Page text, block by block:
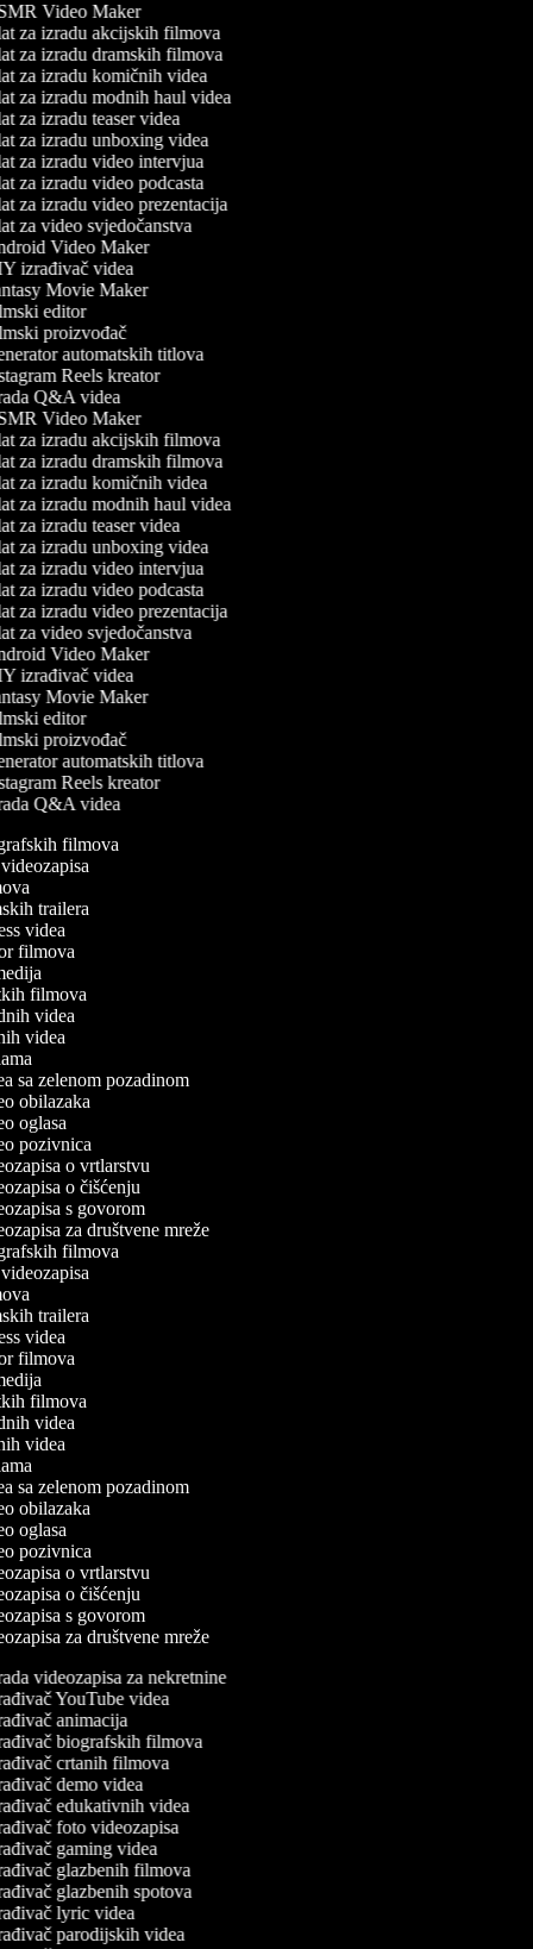
Video Maker
za izradu akcijskih filmova
za izradu dramskih filmova
za izradu komičnih videa
za izradu modnih haul videa
za izradu teaser videa
za izradu unboxing videa
za izradu video intervjua
za izradu video podcasta
za izradu video prezentacija
za video svjedočanstva
Video Maker
izrađivač videa
Movie Maker
editor
proizvođač
automatskih titlova
Reels kreator
Q&A videa
Video Maker
za izradu akcijskih filmova
za izradu dramskih filmova
za izradu komičnih videa
za izradu modnih haul videa
za izradu teaser videa
za izradu unboxing videa
za izradu video intervjua
za izradu video podcasta
za izradu video prezentacija
za video svjedočanstva
Video Maker
izrađivač videa
Movie Maker
editor
proizvođač
automatskih titlova
Reels kreator
Q&A videa
filmova
videozapisa
trailera
videa
filmova
filmova
videa
videa
sa zelenom pozadinom
obilazaka
oglasa
pozivnica
o vrtlarstvu
o čišćenju
s govorom
za društvene mreže
filmova
videozapisa
trailera
videa
filmova
filmova
videa
videa
sa zelenom pozadinom
obilazaka
oglasa
pozivnica
o vrtlarstvu
o čišćenju
s govorom
za društvene mreže
videozapisa za nekretnine
YouTube videa
animacija
biografskih filmova
crtanih filmova
demo videa
edukativnih videa
foto videozapisa
gaming videa
glazbenih filmova
glazbenih spotova
lyric videa
parodijskih videa